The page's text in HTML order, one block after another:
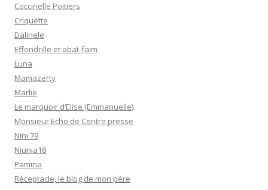
Coccinelle Poitiers
Criquette
Dalinele
Effondrille et abat-faim
Luna
Mamazerty
Marlie
Le marquoir d’Elise (Emmanuelle)
Monsieur Echo de Centre presse
Nini 79
Niunia18
Pamina
Réceptacle, le blog de mon père